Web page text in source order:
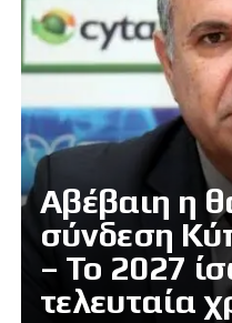
Αβέβαιη η
σύνδεση
– Το 2027
τελευταία